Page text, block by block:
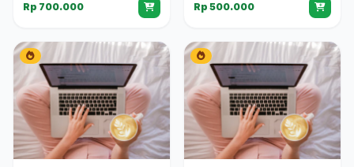
Rp 700.000
Rp 500.000